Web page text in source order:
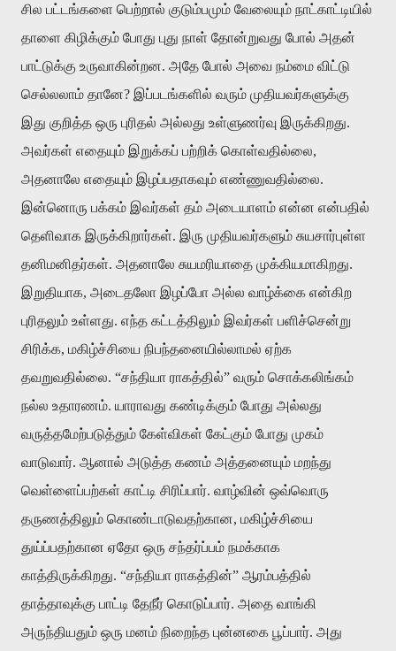
சில பட்டங்களை பெற்றால் குடும்பமும் வேலையும் நாட்காட்டியில்
தாளை கிழிக்கும் போது புது நாள் தோன்றுவது போல் அதன்
பாட்டுக்கு உருவாகின்றன. அதே போல் அவை நம்மை விட்டு
செல்லலாம் தானே? இப்படங்களில் வரும் முதியவர்களுக்கு
இது குறித்த ஒரு புரிதல் அல்லது உள்ளுணர்வு இருக்கிறது.
அவர்கள் எதையும் இறுக்கப் பற்றிக் கொள்வதில்லை,
அதனாலே எதையும் இழப்பதாகவும் எண்ணுவதில்லை.
இன்னொரு பக்கம் இவர்கள் தம் அடையாளம் என்ன என்பதில்
தெளிவாக இருக்கிறார்கள். இரு முதியவர்களும் சுயசார்புள்ள
தனிமனிதர்கள். அதனாலே சுயமரியாதை முக்கியமாகிறது.
இறுதியாக, அடைதலோ இழப்போ அல்ல வாழ்க்கை என்கிற
புரிதலும் உள்ளது. எந்த கட்டத்திலும் இவர்கள் பளிச்சென்று
சிரிக்க, மகிழ்ச்சியை நிபந்தனையில்லாமல் ஏற்க
தவறுவதில்லை. “சந்தியா ராகத்தில்” வரும் சொக்கலிங்கம்
நல்ல உதாரணம். யாராவது கண்டிக்கும் போது அல்லது
வருத்தமேற்படுத்தும் கேள்விகள் கேட்கும் போது முகம்
வாடுவார். ஆனால் அடுத்த கணம் அத்தனையும் மறந்து
வெள்ளைப்பற்கள் காட்டி சிரிப்பார். வாழ்வின் ஒவ்வொரு
தருணத்திலும் கொண்டாடுவதற்கான, மகிழ்ச்சியை
துய்ப்பதற்கான ஏதோ ஒரு சந்தர்ப்பம் நமக்காக
காத்திருக்கிறது. “சந்தியா ராகத்தின்” ஆரம்பத்தில்
தாத்தாவுக்கு பாட்டி தேநீர் கொடுப்பார். அதை வாங்கி
அருந்தியதும் ஒரு மனம் நிறைந்த புன்னகை பூப்பார். அது